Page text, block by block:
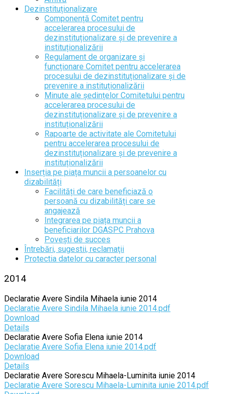
Dezinstituționalizare
Componență Comitet pentru
accelerarea procesului de
dezinstituționalizare și de prevenire a
instituționalizării
Regulament de organizare și
funcționare Comitet pentru accelerarea
procesului de dezinstituționalizare și de
prevenire a instituționalizării
Minute ale ședințelor Comitetului pentru
accelerarea procesului de
dezinstituționalizare și de prevenire a
instituționalizării
Rapoarte de activitate ale Comitetului
pentru accelerarea procesului de
dezinstituționalizare și de prevenire a
instituționalizării
Inserția pe piața muncii a persoanelor cu
dizabilități
Facilități de care beneficiază o
persoană cu dizabilități care se
angajează
Integrarea pe piața muncii a
beneficiarilor DGASPC Prahova
Povești de succes
Întrebări, sugestii, reclamaţii
Protectia datelor cu caracter personal
2014
Declaratie Avere Sindila Mihaela iunie 2014
Declaratie Avere Sindila Mihaela iunie 2014.pdf
Download
Details
Declaratie Avere Sofia Elena iunie 2014
Declaratie Avere Sofia Elena iunie 2014.pdf
Download
Details
Declaratie Avere Sorescu Mihaela-Luminita iunie 2014
Declaratie Avere Sorescu Mihaela-Luminita iunie 2014.pdf